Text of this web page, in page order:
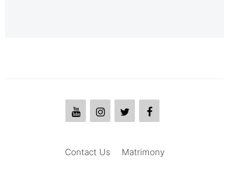
Matrimony
Contact Us